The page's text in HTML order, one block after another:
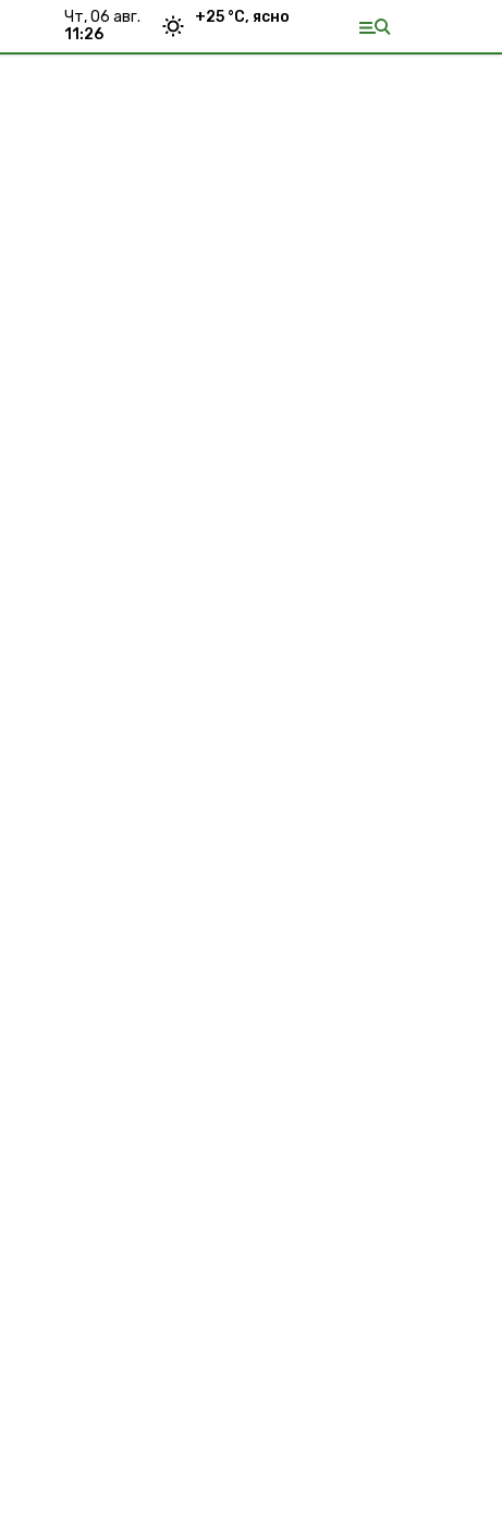
чт, 06 авг.
11:26
+25 °С, ясно